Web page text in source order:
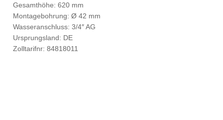
Gesamthöhe: 620 mm
Montagebohrung: Ø 42 mm
Wasseranschluss: 3/4″ AG
Ursprungsland: DE
Zolltarifnr: 84818011